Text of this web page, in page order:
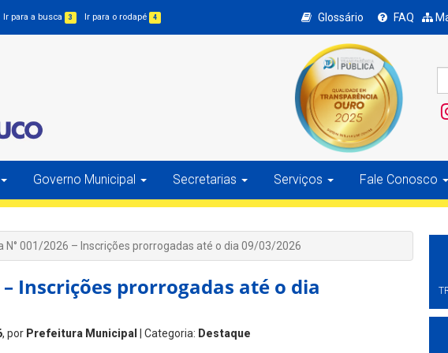
Ir para a busca 3 Ir para o rodapé 4 Glossário FAQ
Governo Municipal Secretarias Serviços Fale Conosco
N° 001/2026 – Inscrições prorrogadas até o dia 09/03/2026
Inscrições prorrogadas até o dia
, por Prefeitura Municipal | Categoria: Destaque